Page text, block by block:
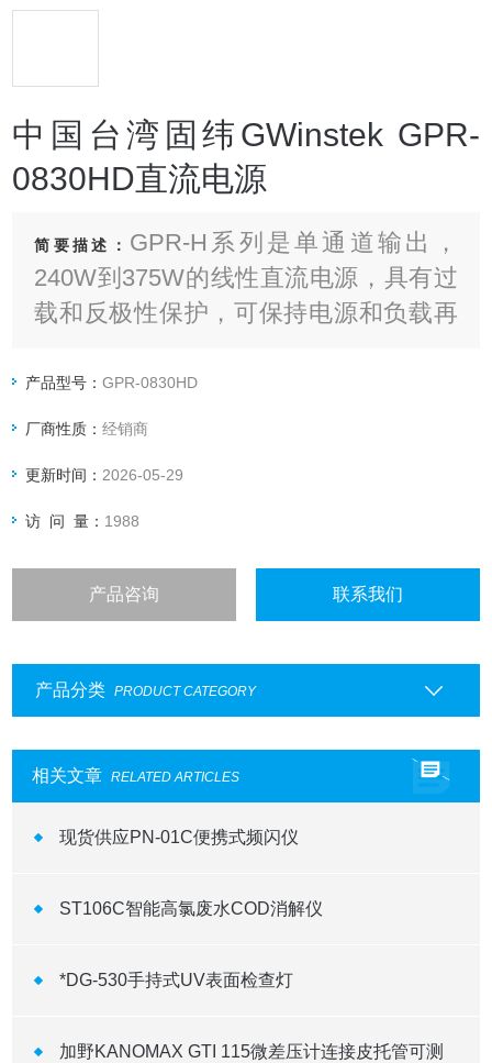
中国台湾固纬GWinstek GPR-
0830HD直流电源
简要描述： GPR-H系列是单通道输出，
240W到375W的线性直流电源，具有过
载和反极性保护，可保持电源和负载再
动率和小于1mVrms的低涟波和噪声，
自动选择内部连续或者动态负载，适用
产品型号：GPR-0830HD
厂商性质：经销商
更新时间： 2026-05-29
访 问 量： 1988
产品咨询 联系我们
产品分类 PRODUCT CATEGORY
相关文章 RELATED ARTICLES
现货供应PN-01C便携式频闪仪
ST106C智能高氯废水COD消解仪
*DG-530手持式UV表面检查灯
加野KANOMAX GTI 115微差压计连接皮托管可测